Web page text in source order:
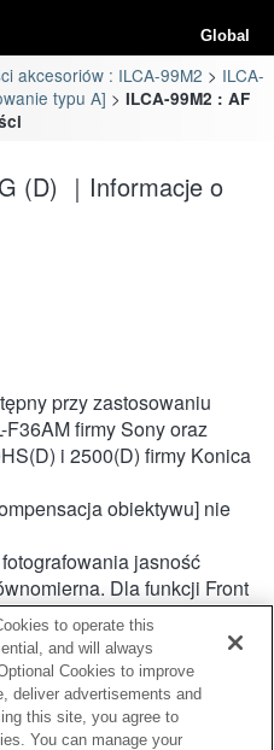
Global
akcesoriów : ILCA-99M2
ILCA-
typu A]
ILCA-99M2 : AF
(D) ｜Informacje o
przy zastosowaniu
firmy Sony oraz
i 2500(D) firmy Konica
obiektywu] nie
jasność
Dla funkcji Front
kurtyna migawki] ustawić
z użyciem autofokusu
się również nagrać.
fazy nie jest obsługiwany.
to operate this
and will always
Cookies to improve
deliver advertisements and
this site, you agree to
You can manage your